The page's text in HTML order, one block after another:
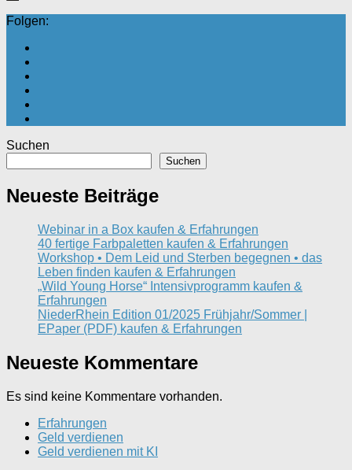
Folgen:
Suchen
Suchen
Neueste Beiträge
Webinar in a Box kaufen & Erfahrungen
40 fertige Farbpaletten kaufen & Erfahrungen
Workshop • Dem Leid und Sterben begegnen • das
Leben finden kaufen & Erfahrungen
„Wild Young Horse“ Intensivprogramm kaufen &
Erfahrungen
NiederRhein Edition 01/2025 Frühjahr/Sommer |
EPaper (PDF) kaufen & Erfahrungen
Neueste Kommentare
Es sind keine Kommentare vorhanden.
Erfahrungen
Geld verdienen
Geld verdienen mit KI